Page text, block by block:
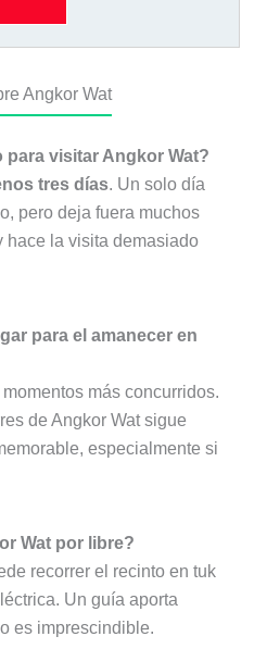
Angkor Wat
visitar Angkor Wat?
tres días. Un solo día
pero deja fuera muchos
hace la visita demasiado
para el amanecer en
más concurridos.
de Angkor Wat sigue
especialmente si
Wat por libre?
recorrer el recinto en tuk
Un guía aporta
es imprescindible.